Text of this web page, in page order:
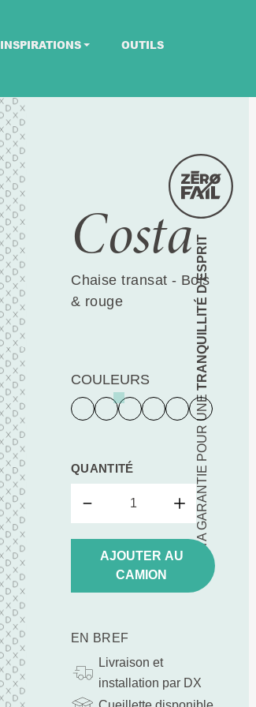
INSPIRATIONS OUTILS
TA GARANTIE POUR UNE
TRANQUILLITÉ D’ESPRIT
Costa
Chaise transat - Bois
& rouge
COULEURS
QUANTITÉ
AJOUTER AU
CAMION
EN BREF
Livraison et
installation par DX